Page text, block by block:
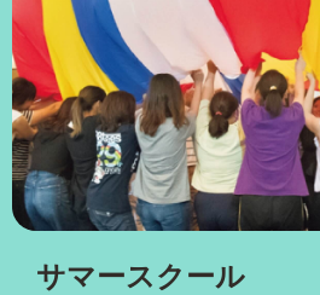
サマースクール